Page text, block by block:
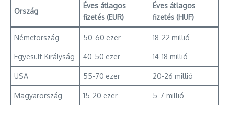
Ország
Éves átlagos
fizetés (EUR)
Éves átlagos
fizetés (HUF)
Németország 50-60 ezer 18-22 millió
Egyesült Királyság 40-50 ezer 14-18 millió
USA 55-70 ezer 20-26 millió
Magyarország 15-20 ezer 5-7 millió